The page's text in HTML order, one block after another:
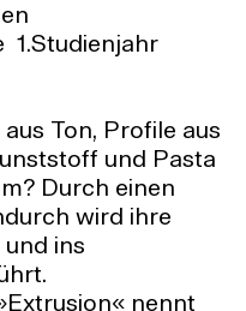
1.Studienjahr
Ton, Profile aus
und Pasta
Durch einen
wird ihre
ins
nennt